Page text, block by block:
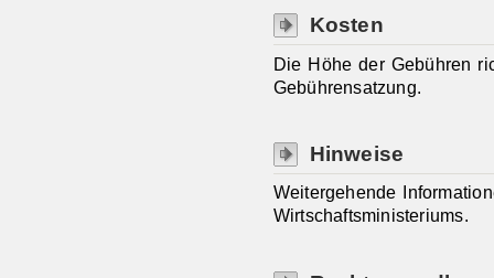
Kosten
Die Höhe der Gebühren
Gebührensatzung.
Hinweise
Weitergehende
Wirtschaftsministeriums.